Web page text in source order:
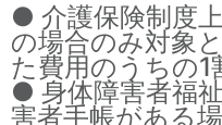
● 介護保険制度
の場合のみ対象
た費用のうちの1
● 身体障害者福
害者手帳がある